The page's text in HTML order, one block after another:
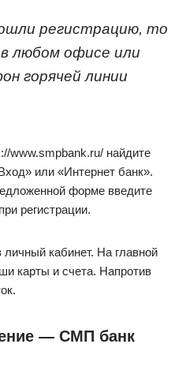
регистрацию, то
любом офисе или
горячей линии
www.smpbank.ru/ найдите
или «Интернет банк».
форме введите
регистрации.
кабинет. На главной
карты и счета. Напротив
— СМП банк